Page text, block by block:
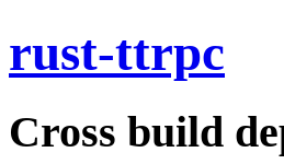
rust-ttrpc
Cross build